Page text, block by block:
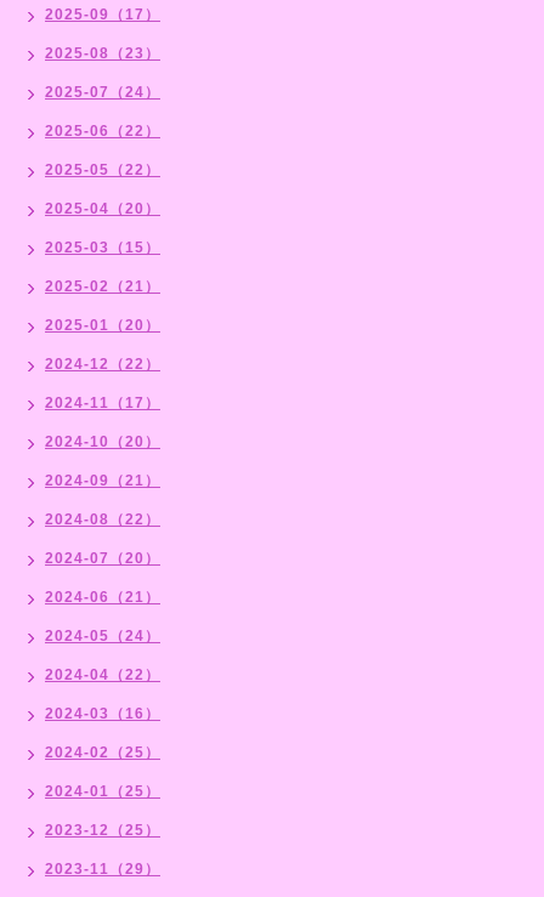
2025-09（17）
2025-08（23）
2025-07（24）
2025-06（22）
2025-05（22）
2025-04（20）
2025-03（15）
2025-02（21）
2025-01（20）
2024-12（22）
2024-11（17）
2024-10（20）
2024-09（21）
2024-08（22）
2024-07（20）
2024-06（21）
2024-05（24）
2024-04（22）
2024-03（16）
2024-02（25）
2024-01（25）
2023-12（25）
2023-11（29）